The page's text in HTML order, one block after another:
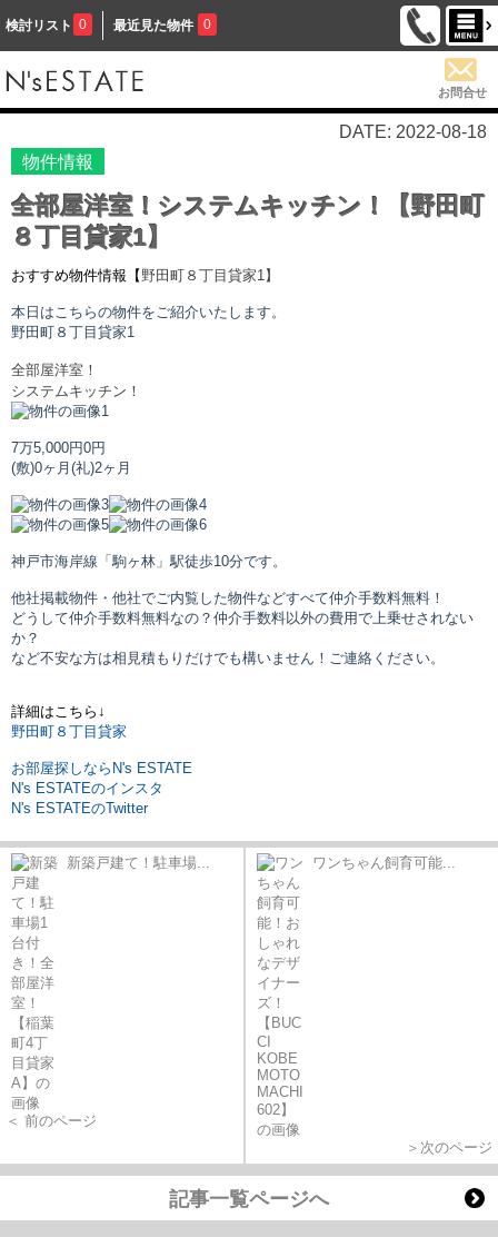
検討リスト 0 最近見た物件 0
お問合せ
DATE: 2022-08-18
物件情報
全部屋洋室！システムキッチン！【野田町
８丁目貸家1】
おすすめ物件情報【 野田町８丁目貸家1】
本日はこちらの物件をご紹介いたします。
野田町８丁目貸家1
全部屋洋室！
システムキッチン！
7万5,000円0円
(敷)0ヶ月 (礼)2ヶ月
神戸市海岸線「駒ヶ林」駅徒歩10分です。
他社掲載物件・他社でご内覧した物件などすべて仲介手数料無料！
どうして仲介手数料無料なの？仲介手数料以外の費用で上乗せされない
か？
など不安な方は相見積もりだけでも構いません！ご連絡ください。
詳細はこちら↓
野田町８丁目貸家
お部屋探しならN's ESTATE
N's ESTATEのインスタ
N's ESTATEのTwitter
新築戸建て！駐車場...
＜ 前のページ
ワンちゃん飼育可能...
＞次のページ
記事一覧ページへ